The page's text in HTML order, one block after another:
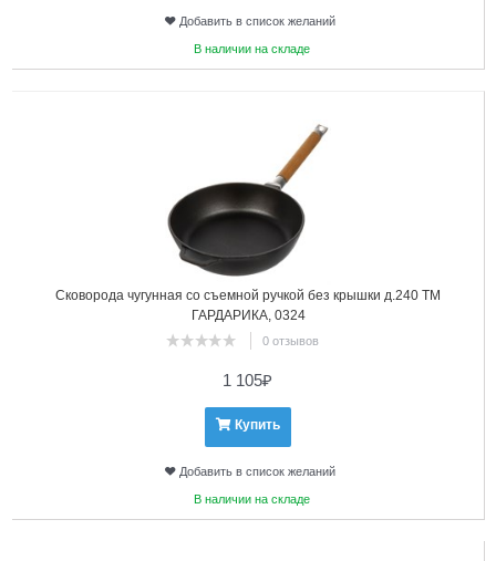
Добавить в список желаний
В наличии на складе
Сковорода чугунная со съемной ручкой без крышки д.240 ТМ
ГАРДАРИКА, 0324
0 отзывов
1 105₽
Купить
Добавить в список желаний
В наличии на складе